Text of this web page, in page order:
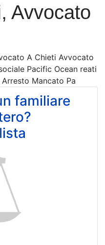
Avvocato
A Chieti Avvocato
Pacific Ocean reati
Mancato Pa
familiare